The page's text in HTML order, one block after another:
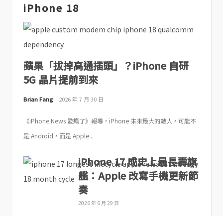
iPhone 18
蘋果「拔掉高通插頭」？iPhone 自研
5G 晶片提前到來
Brian Fang 2026 年 7 月 30 日
《iPhone News 愛瘋了》報導，iPhone 未來最大的敵人，可能不
是 Android，而是 Apple...
iPhone 17 成史上最長壽旗
艦：Apple 改寫手機更新節
奏
2026 年 6 月 29 日